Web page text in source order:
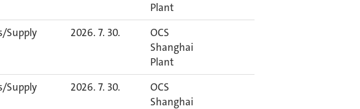
Plant
Supply
2026. 7. 30.
OCS
Shanghai
Plant
Supply
2026. 7. 30.
OCS
Shanghai